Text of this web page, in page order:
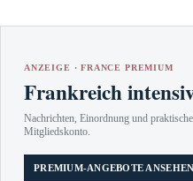
ANZEIGE · FRANCE PREMIUM
Frankreich
Nachrichten, Einordnung und
Mitgliedskonto.
PREMIUM-ANGEBOTE